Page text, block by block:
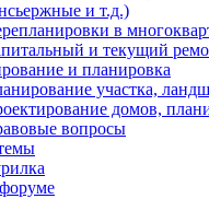
и т.д.)
в
и текущий
и планировка
участка,
домов,
вопросы